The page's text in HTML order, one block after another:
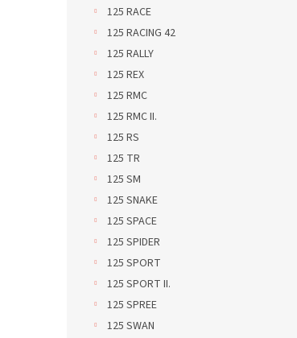
125 RACE
125 RACING 42
125 RALLY
125 REX
125 RMC
125 RMC II.
125 RS
125 TR
125 SM
125 SNAKE
125 SPACE
125 SPIDER
125 SPORT
125 SPORT II.
125 SPREE
125 SWAN